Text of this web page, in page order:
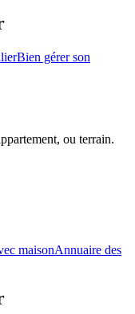
Bien gérer son
ou terrain.
maisonAnnuaire des